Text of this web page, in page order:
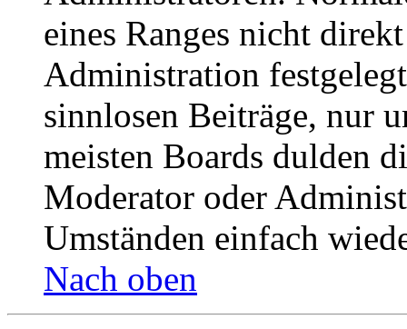
eines Ranges nicht
Administration
sinnlosen Beiträge, nur
meisten Boards dulden
Moderator oder
Umständen einfach
Nach oben